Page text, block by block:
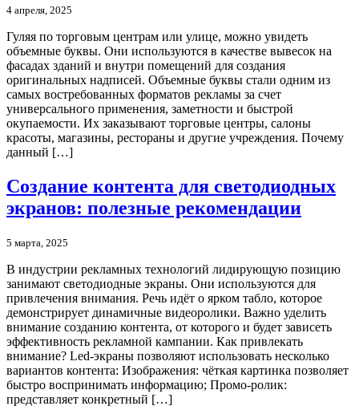
4 апреля, 2025
Гуляя по торговым центрам или улице, можно увидеть
объемные буквы. Они используются в качестве вывесок на
фасадах зданий и внутри помещений для создания
оригинальных надписей. Объемные буквы стали одним из
самых востребованных форматов рекламы за счет
универсального применения, заметности и быстрой
окупаемости. Их заказывают торговые центры, салоны
красоты, магазины, рестораны и другие учреждения. Почему
данный […]
Создание контента для светодиодных
экранов: полезные рекомендации
5 марта, 2025
В индустрии рекламных технологий лидирующую позицию
занимают светодиодные экраны. Они используются для
привлечения внимания. Речь идёт о ярком табло, которое
демонстрирует динамичные видеоролики. Важно уделить
внимание созданию контента, от которого и будет зависеть
эффективность рекламной кампании. Как привлекать
внимание? Led-экраны позволяют использовать несколько
вариантов контента: Изображения: чёткая картинка позволяет
быстро воспринимать информацию; Промо-ролик:
представляет конкретный […]